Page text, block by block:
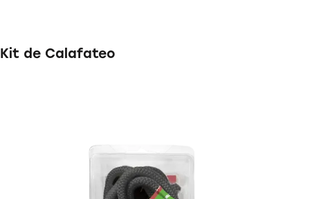
Kit de Calafateo